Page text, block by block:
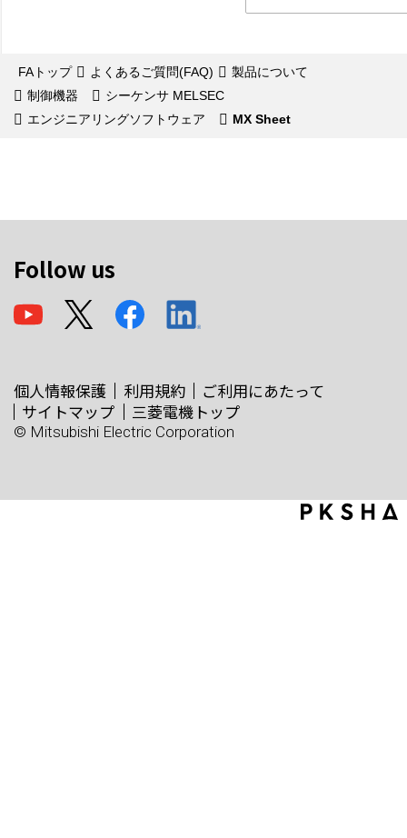
FAトップ よくあるご質問(FAQ)
製品について
制御機器
シーケンサ MELSEC
エンジニアリングソフトウェア
MX Sheet
Follow us
個人情報保護 利用規約
ご利用にあたって
サイトマップ
三菱電機トップ
© Mitsubishi Electric Corporation